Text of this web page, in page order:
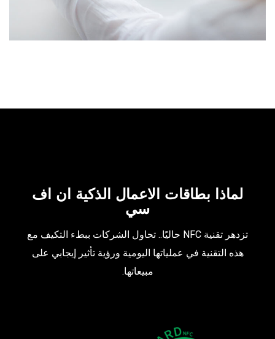
لماذا بطاقات الاعمال الذكية ان اف
سي
تزدهر تقنية NFC حاليًا.. تحاول الشركات ببطء التكيف مع
هذه التقنية في عملياتها اليومية ورؤية تأثير إيجابي على
مبيعاتها.